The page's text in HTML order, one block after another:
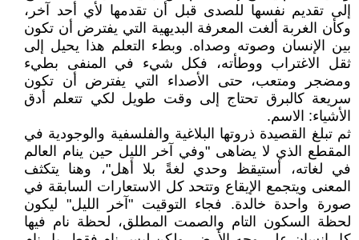
إلى تقديم نفسها للصدى قبل أن تقدمها لأي أحد آخر،
وكأن الغربة ألغت المعرفة البديهية التي يفترض أن تكون
بين الإنسان وصوته وصداه. وبطء التعلم هذا يحيل إلى
ثقل الاغتراب ووطأته، فكل شيء في المنفى بطيء
ومضجر ومتعب، حتى الأصداء التي يفترض أن تكون
سريعة كالبرق تحتاج إلى وقت طويل لكي تتعلم أدق
الأشياء: الاسم.
ثم تبلغ القصيدة ذروتها البلاغية والفلسفية والوجودية في
المقطع الذي لا يضاهى "وفي آخر الليل حين ينام العالم
في لغاته، أستيقظ وحدي لغةً بلا أهل"، وهنا يتكثف
المعنى ويتجمع الإيقاع وتتحد كل الاستعارات السابقة في
صورة واحدة خالدة. فجاء التوقيت "آخر الليل" ليكون
لحظة السكون التام والصمت المطلق، لحظة نام فيها